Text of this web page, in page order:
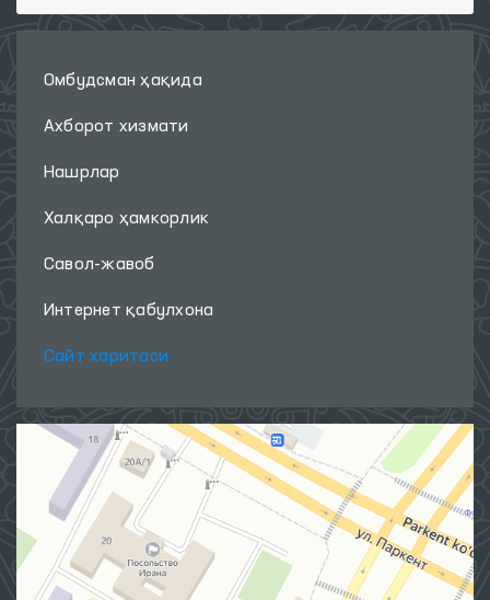
Омбудсман ҳақида
Ахборот хизмати
Нашрлар
Халқаро ҳамкорлик
Савол-жавоб
Интернет қабулхона
Сайт харитаси